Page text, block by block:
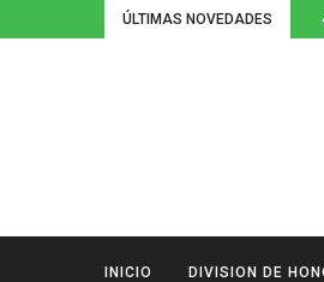
ÚLTIMAS NOVEDADES
INICIO DIVISION DE